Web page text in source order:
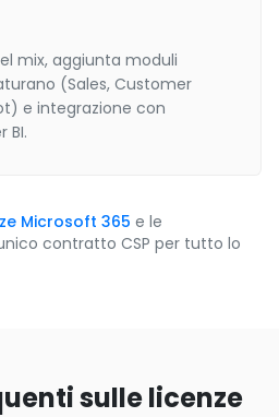
mix, aggiunta moduli
(Sales, Customer
e integrazione con
BI.
Microsoft 365 e le
contratto CSP per tutto lo
sulle licenze